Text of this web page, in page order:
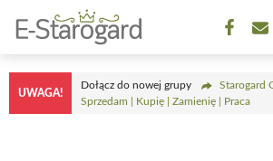
treści
UWAGA!
Dołącz do nowej grupy
Starogard
Sprzedam | Kupię | Zamienię | Praca